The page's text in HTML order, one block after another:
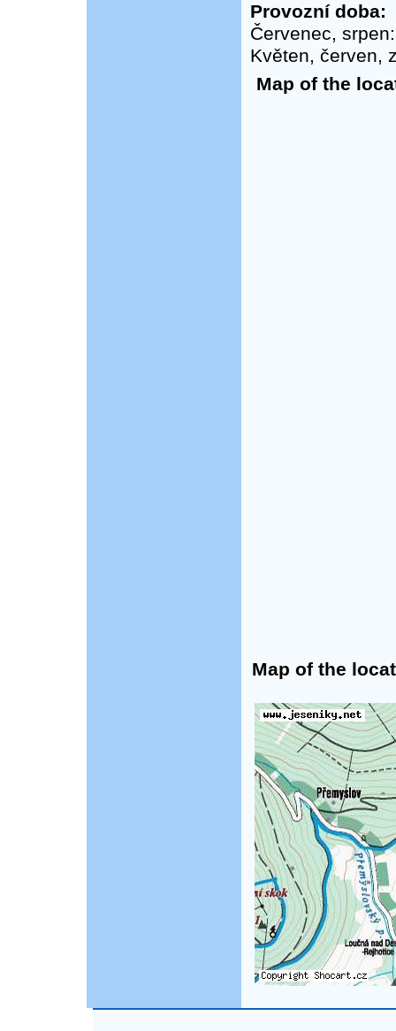
Provozní doba:
Červenec,
Květen, červen,
Map of the
Map of the